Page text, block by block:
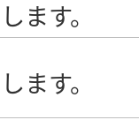
ます。
ます。